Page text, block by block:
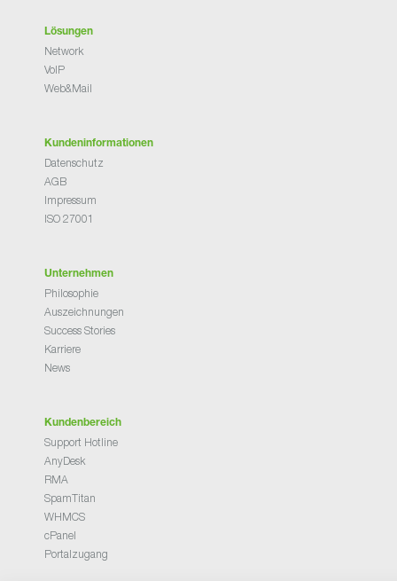
Lösungen
Network
VoIP
Web&Mail
Kundeninformationen
Datenschutz
AGB
Impressum
ISO 27001
Unternehmen
Philosophie
Auszeichnungen
Success Stories
Karriere
News
Kundenbereich
Support Hotline
AnyDesk
RMA
SpamTitan
WHMCS
cPanel
Portalzugang